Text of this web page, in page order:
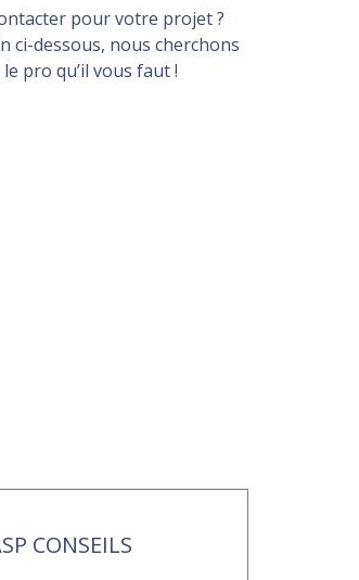
pour votre projet ?
ci-dessous, nous cherchons
pro qu’il vous faut !
CONSEILS